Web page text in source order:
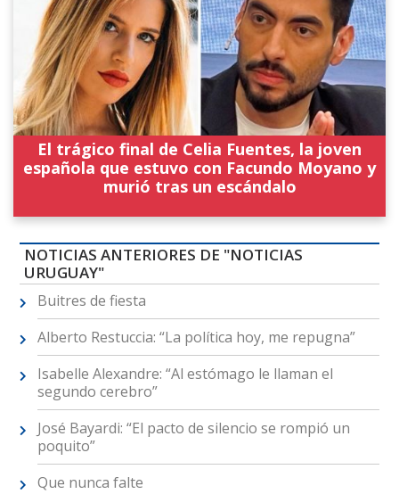
El trágico final de Celia Fuentes, la joven
española que estuvo con Facundo Moyano y
murió tras un escándalo
NOTICIAS ANTERIORES DE "NOTICIAS
URUGUAY"
Buitres de fiesta
Alberto Restuccia: “La política hoy, me repugna”
Isabelle Alexandre: “Al estómago le llaman el
segundo cerebro”
José Bayardi: “El pacto de silencio se rompió un
poquito”
Que nunca falte